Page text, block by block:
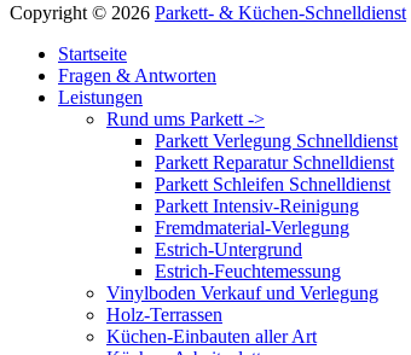
Copyright © 2026 Parkett- & Küchen-Schnelldienst
oben
scrollen
Startseite
Fragen & Antworten
Leistungen
Rund ums Parkett ->
Parkett Verlegung Schnelldienst
Parkett Reparatur Schnelldienst
Parkett Schleifen Schnelldienst
Parkett Intensiv-Reinigung
Fremdmaterial-Verlegung
Estrich-Untergrund
Estrich-Feuchtemessung
Vinylboden Verkauf und Verlegung
Holz-Terrassen
Küchen-Einbauten aller Art